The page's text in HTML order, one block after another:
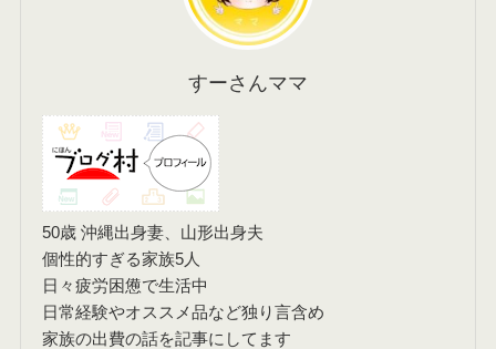
すーさんママ
50歳 沖縄出身妻、山形出身夫
個性的すぎる家族5人
日々疲労困憊で生活中
日常経験やオススメ品など独り言含め
家族の出費の話を記事にしてます